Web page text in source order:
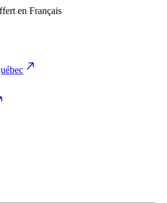
en Français